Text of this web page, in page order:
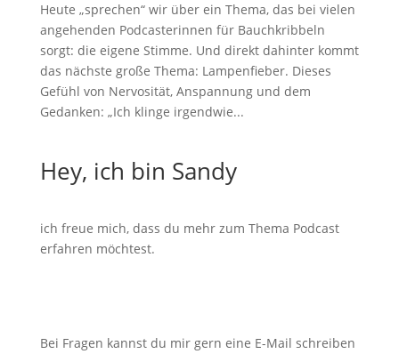
Heute „sprechen“ wir über ein Thema, das bei vielen
angehenden Podcasterinnen für Bauchkribbeln
sorgt: die eigene Stimme. Und direkt dahinter kommt
das nächste große Thema: Lampenfieber. Dieses
Gefühl von Nervosität, Anspannung und dem
Gedanken: „Ich klinge irgendwie...
Hey, ich bin Sandy
ich freue mich, dass du mehr zum Thema Podcast
erfahren möchtest.
Bei Fragen kannst du mir gern eine E-Mail schreiben